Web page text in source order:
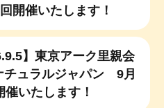
開催いたします！
】東京アーク里親会
チュラルジャパン 9月
催いたします！